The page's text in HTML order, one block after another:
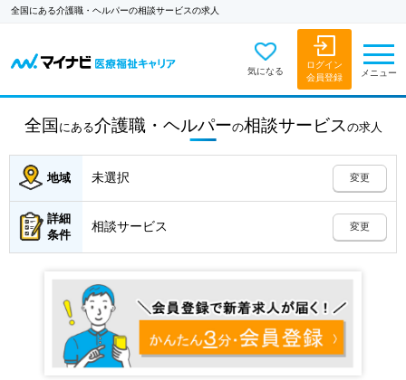
全国にある介護職・ヘルパーの相談サービスの求人
気になる
ログイン
会員登録
メニュー
全国 にある介護職・ヘルパーの相談サービス の求人
地域 未選択 変更
詳細
条件
相談サービス 変更